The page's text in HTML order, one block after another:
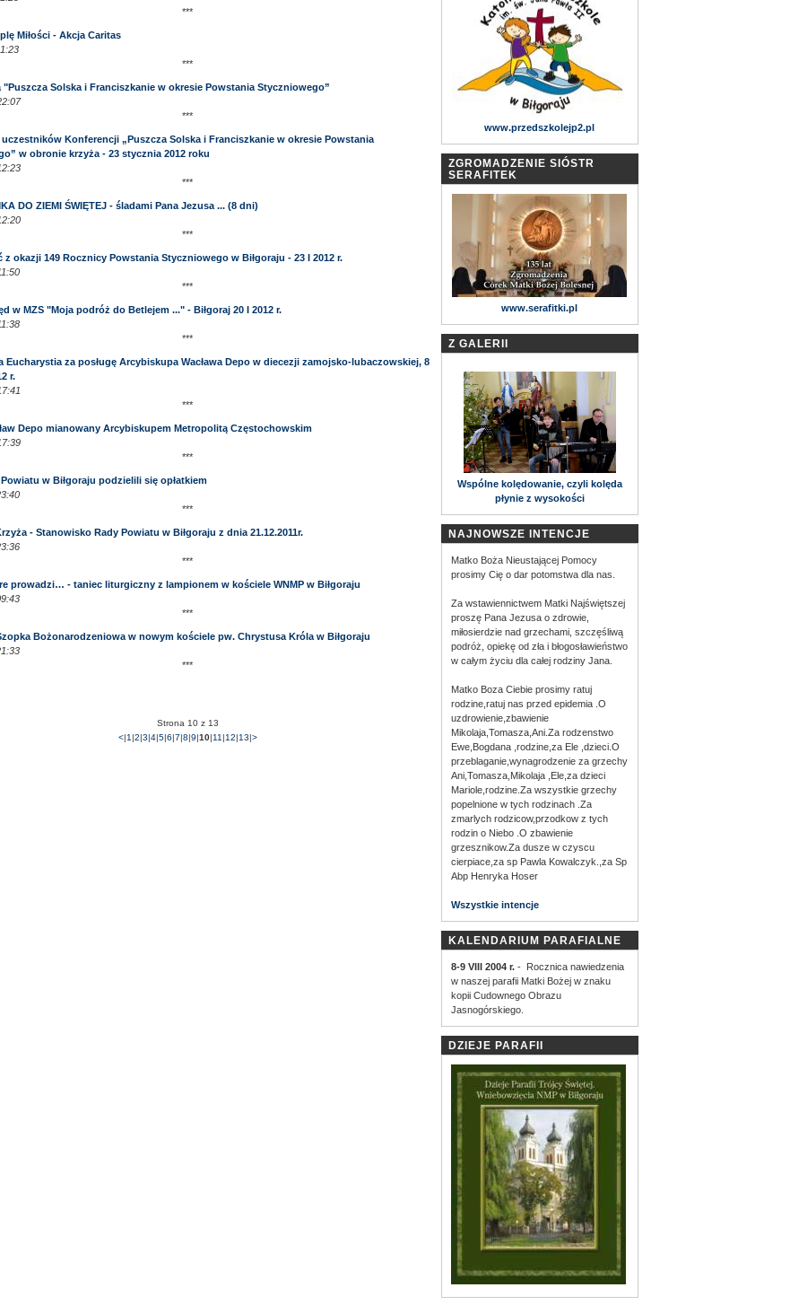
***
Miłości - Akcja Caritas
***
"Puszcza Solska i Franciszkanie w okresie Powstania Styczniowego”
***
Konferencji „Puszcza Solska i Franciszkanie w okresie Powstania
w obronie krzyża - 23 stycznia 2012 roku
***
DO ZIEMI ŚWIĘTEJ - śladami Pana Jezusa ... (8 dni)
***
z okazji 149 Rocznicy Powstania Styczniowego w Biłgoraju - 23 I 2012 r.
***
w MZS "Moja podróż do Betlejem ..." - Biłgoraj 20 I 2012 r.
***
Eucharystia za posługę Arcybiskupa Wacława Depo w diecezji zamojsko-lubaczowskiej, 8
r.
***
Depo mianowany Arcybiskupem Metropolitą Częstochowskim
***
w Biłgoraju podzielili się opłatkiem
***
- Stanowisko Rady Powiatu w Biłgoraju z dnia 21.12.2011r.
***
prowadzi… - taniec liturgiczny z lampionem w kościele WNMP w Biłgoraju
***
Bożonarodzeniowa w nowym kościele pw. Chrystusa Króla w Biłgoraju
***
Strona 10 z 13
<|1 |2|3|4|5|6|7|8|9|10|11 |12|13|>
www.przedszkolejp2.pl
ZGROMADZENIE SIÓSTR
SERAFITEK
www.serafitki.pl
Z GALERII
Wspólne kolędowanie, czyli kolęda
płynie z wysokości
NAJNOWSZE INTENCJE
Matko Boża Nieustającej Pomocy
prosimy Cię o dar potomstwa dla nas.
Za wstawiennictwem Matki Najświętszej
proszę Pana Jezusa o zdrowie,
miłosierdzie nad grzechami, szczęśliwą
podróż, opiekę od zła i błogosławieństwo
w całym życiu dla całej rodziny Jana.
Matko Boza Ciebie prosimy ratuj
rodzine,ratuj nas przed epidemia .O
uzdrowienie,zbawienie
Mikolaja,Tomasza,Ani.Za rodzenstwo
Ewe,Bogdana ,rodzine,za Ele ,dzieci.O
przeblaganie,wynagrodzenie za grzechy
Ani,Tomasza,Mikolaja ,Ele,za dzieci
Mariole,rodzine.Za wszystkie grzechy
popelnione w tych rodzinach .Za
zmarlych rodzicow,przodkow z tych
rodzin o Niebo .O zbawienie
grzesznikow.Za dusze w czyscu
cierpiace,za sp Pawla Kowalczyk.,za Sp
Abp Henryka Hoser
Wszystkie intencje
KALENDARIUM PARAFIALNE
8-9 VIII 2004 r.- Rocznica nawiedzenia
w naszej parafii Matki Bożej w znaku
kopii Cudownego Obrazu
Jasnogórskiego.
DZIEJE PARAFII